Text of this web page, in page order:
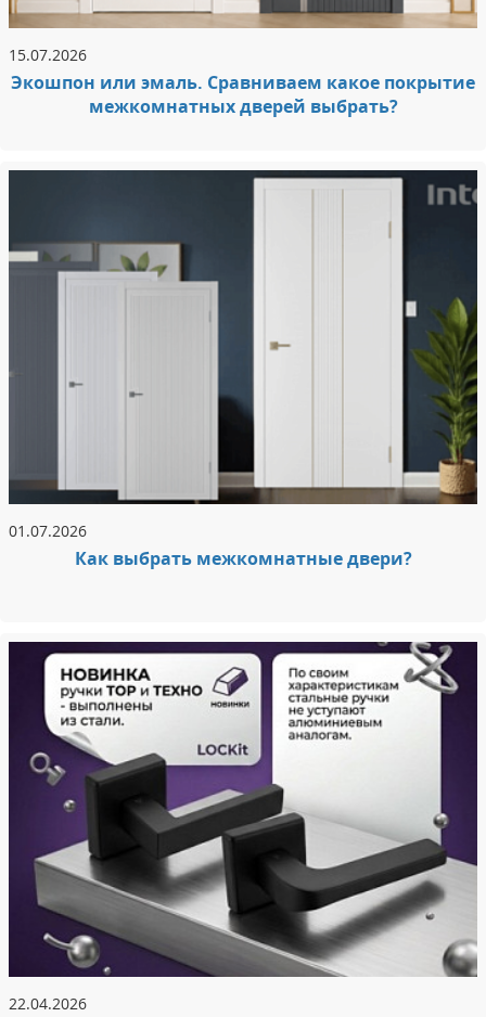
15.07.2026
Экошпон или эмаль. Сравниваем какое покрытие
межкомнатных дверей выбрать?
01.07.2026
Как выбрать межкомнатные двери?
22.04.2026